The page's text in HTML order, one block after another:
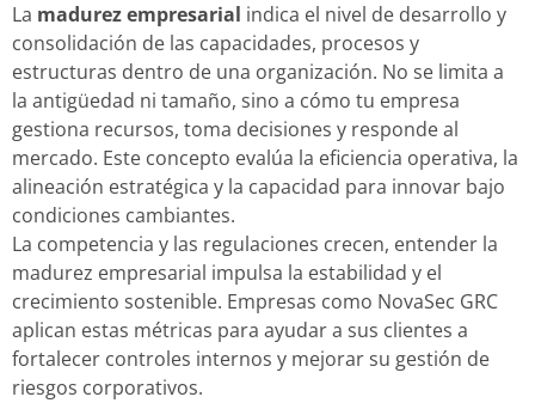
La madurez empresarial indica el nivel de desarrollo y
consolidación de las capacidades, procesos y
estructuras dentro de una organización. No se limita a
la antigüedad ni tamaño, sino a cómo tu empresa
gestiona recursos, toma decisiones y responde al
mercado. Este concepto evalúa la eficiencia operativa, la
alineación estratégica y la capacidad para innovar bajo
condiciones cambiantes.
La competencia y las regulaciones crecen, entender la
madurez empresarial impulsa la estabilidad y el
crecimiento sostenible. Empresas como NovaSec GRC
aplican estas métricas para ayudar a sus clientes a
fortalecer controles internos y mejorar su gestión de
riesgos corporativos.